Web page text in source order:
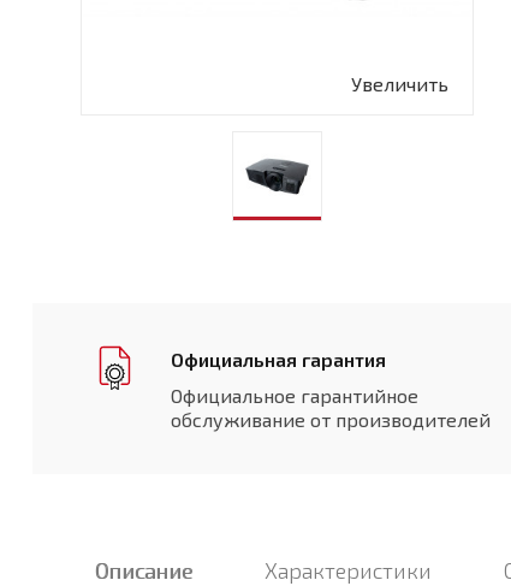
Увеличить
Официальная гарантия
Официальное гарантийное
обслуживание от производителей
Описание Характеристики